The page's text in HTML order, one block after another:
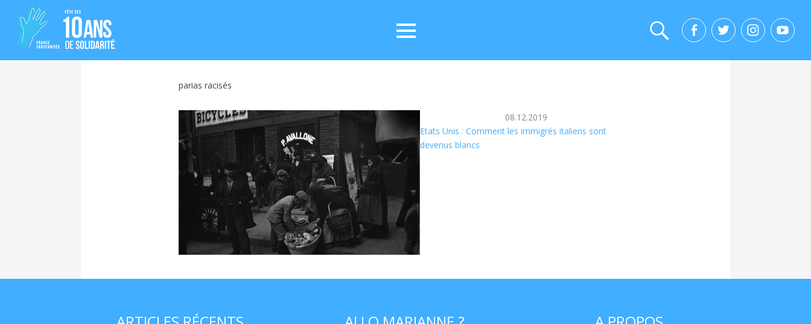
parias racisés
08.12.2019
Etats Unis : Comment les immigrés italiens sont
devenus blancs